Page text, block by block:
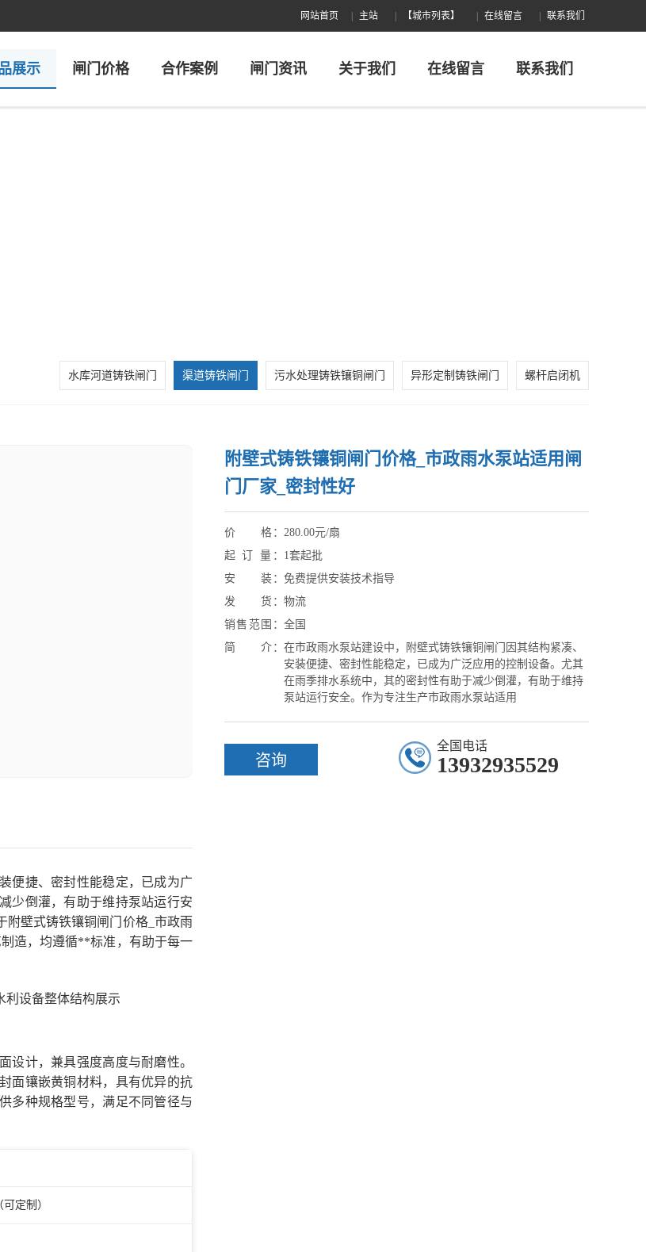
网站首页 主站 【城市列表】 在线留言 联系我们
展示 闸门价格 合作案例 闸门资讯 关于我们 在线留言 联系我们
水库河道铸铁闸门 渠道铸铁闸门 污水处理铸铁镶铜闸门 异形定制铸铁闸门 螺杆启闭机
便捷、密封性能稳定，已成为广
少倒灌，有助于维持泵站运行安
附壁式铸铁镶铜闸门价格_市政雨
造，均遵循**标准，有助于每一
设计，兼具强度高度与耐磨性。
面镶嵌黄铜材料，具有优异的抗
多种规格型号，满足不同管径与
定制）
附壁式铸铁镶铜闸门价格_市政雨水泵站适用闸
门厂家_密封性好
价 格： 280.00元/扇
起 订 量： 1套起批
安 装： 免费提供安装技术指导
发 货： 物流
销售范围： 全国
简 介： 在市政雨水泵站建设中，附壁式铸铁镶铜闸门因其结构紧凑、
安装便捷、密封性能稳定，已成为广泛应用的控制设备。尤其
在雨季排水系统中，其的密封性有助于减少倒灌，有助于维持
泵站运行安全。作为专注生产市政雨水泵站适用
咨询
全国电话
13932935529